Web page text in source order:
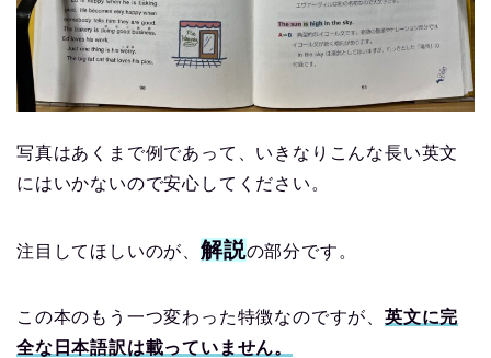
写真はあくまで例であって、いきなりこんな長い英文
にはいかないので安心してください。
注目してほしいのが、 解説の部分です。
この本のもう一つ変わった特徴なのですが、 英文に完
全な日本語訳は載っていません。